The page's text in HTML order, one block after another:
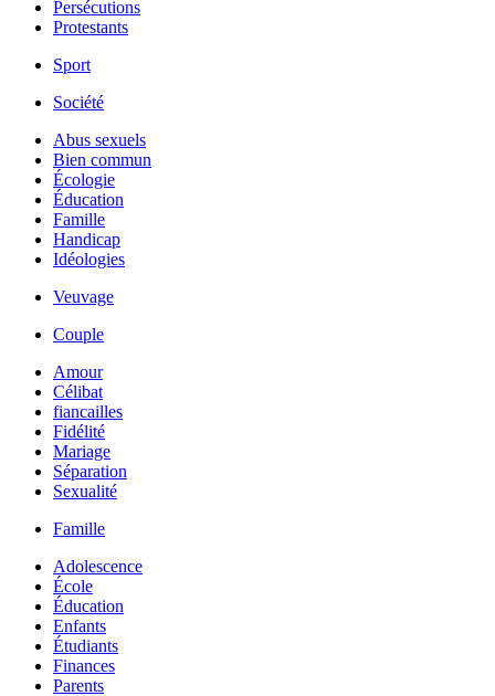
Persécutions
Protestants
Sport
Société
Abus sexuels
Bien commun
Écologie
Éducation
Famille
Handicap
Idéologies
Veuvage
Couple
Amour
Célibat
fiancailles
Fidélité
Mariage
Séparation
Sexualité
Famille
Adolescence
École
Éducation
Enfants
Étudiants
Finances
Parents